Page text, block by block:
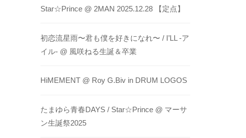
Star☆Prince @ 2MAN 2025.12.28 【定点】
初恋流星雨〜君も僕を好きになれ〜 / I’LL -ア
イル- @ 風咲ねる生誕＆卒業
HiMEMENT @ Roy G.Biv in DRUM LOGOS
たまゆら青春DAYS / Star☆Prince @ マーサ
ン生誕祭2025